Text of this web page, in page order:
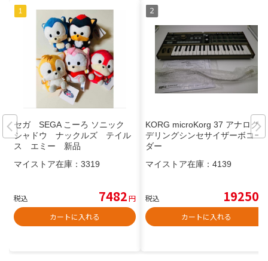
セガ SEGA こーろ ソニック
シャドウ ナックルズ テイル
ス エミー 新品
マイストア在庫： 3319
税込 7482円
カートに入れる
KORG microKorg 37 アナログモ
デリングシンセサイザーボコー
ダー
マイストア在庫： 4139
税込 19250
カートに入れる